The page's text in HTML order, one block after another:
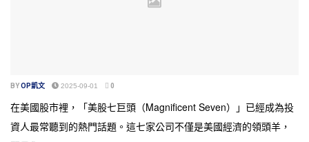
BYOP凱文 2025-09-01 0
在美國股市裡，「美股七巨頭（Magnificent Seven）」已經成為投
資人最常聽到的熱門話題。這七家公司不僅是美國經濟的領頭羊，